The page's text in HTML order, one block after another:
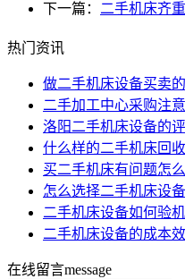
下一篇： 二手机床齐
热门资讯
做二手机床设备买卖
二手加工中心采购注
洛阳二手机床设备的
什么样的二手机床回收
买二手机床有问题怎么
怎么选择二手机床设备
二手机床设备如何验
二手机床设备的成本
在线留言message